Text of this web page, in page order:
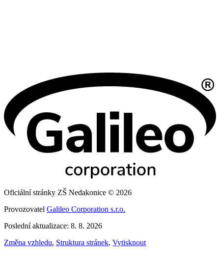
Oficiální stránky ZŠ Nedakonice © 2026
Provozovatel Galileo Corporation s.r.o.
Poslední aktualizace: 8. 8. 2026
Změna vzhledu, Struktura stránek, Vytisknout